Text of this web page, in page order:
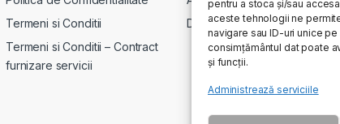
pentru a stoca și/sau
aceste tehnologii ne
navigare sau ID-uri unice
consimțământul dat poate
și funcții.
Administrează serviciile
Termeni si Conditii
Termeni si Conditii – Contract
furnizare servicii
Detalii cont